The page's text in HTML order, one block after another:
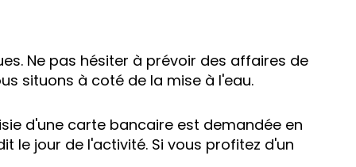
Ne pas hésiter à prévoir des affaires de
situons à coté de la mise à l'eau.
d'une carte bancaire est demandée en
le jour de l'activité. Si vous profitez d'un